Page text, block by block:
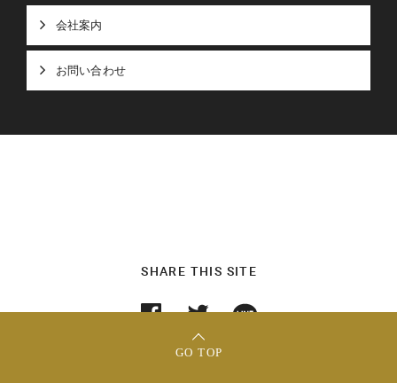
会社案内
お問い合わせ
GO TOP
SHARE THIS SITE